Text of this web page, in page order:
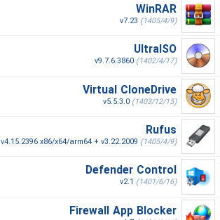
WinRAR
v7.23 (1405/4/9)
UltraISO
v9.7.6.3860 (1402/4/17)
Virtual CloneDrive
v5.5.3.0 (1403/12/15)
Rufus
v4.15.2396 x86/x64/arm64 + v3.22.2009 (1405/4/9)
Defender Control
v2.1 (1401/6/16)
Firewall App Blocker